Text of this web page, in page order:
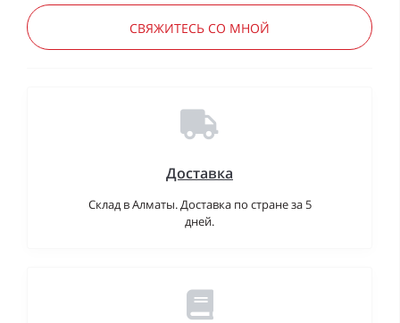
СВЯЖИТЕСЬ СО МНОЙ
Доставка
Склад в Алматы. Доставка по стране за 5
дней.